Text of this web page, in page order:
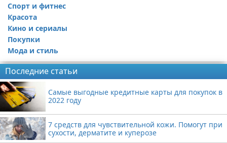
Спорт и фитнес
Красота
Кино и сериалы
Покупки
Мода и стиль
Последние статьи
Самые выгодные кредитные карты для покупок в
2022 году
7 средств для чувствительной кожи. Помогут при
сухости, дерматите и куперозе